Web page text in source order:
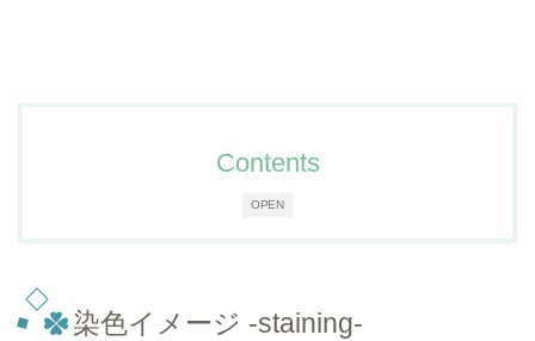
OPEN
Contents
染色イメージ -staining-